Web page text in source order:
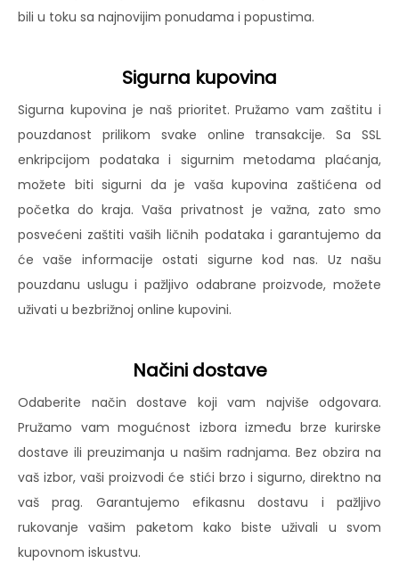
bili u toku sa najnovijim ponudama i popustima.
Sigurna kupovina
Sigurna kupovina je naš prioritet. Pružamo vam zaštitu i
pouzdanost prilikom svake online transakcije. Sa SSL
enkripcijom podataka i sigurnim metodama plaćanja,
možete biti sigurni da je vaša kupovina zaštićena od
početka do kraja. Vaša privatnost je važna, zato smo
posvećeni zaštiti vaših ličnih podataka i garantujemo da
će vaše informacije ostati sigurne kod nas. Uz našu
pouzdanu uslugu i pažljivo odabrane proizvode, možete
uživati u bezbrižnoj online kupovini.
Načini dostave
Odaberite način dostave koji vam najviše odgovara.
Pružamo vam mogućnost izbora između brze kurirske
dostave ili preuzimanja u našim radnjama. Bez obzira na
vaš izbor, vaši proizvodi će stići brzo i sigurno, direktno na
vaš prag. Garantujemo efikasnu dostavu i pažljivo
rukovanje vašim paketom kako biste uživali u svom
kupovnom iskustvu.